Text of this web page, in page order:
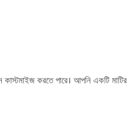
করতে পারে। আপনি একটি মাটির